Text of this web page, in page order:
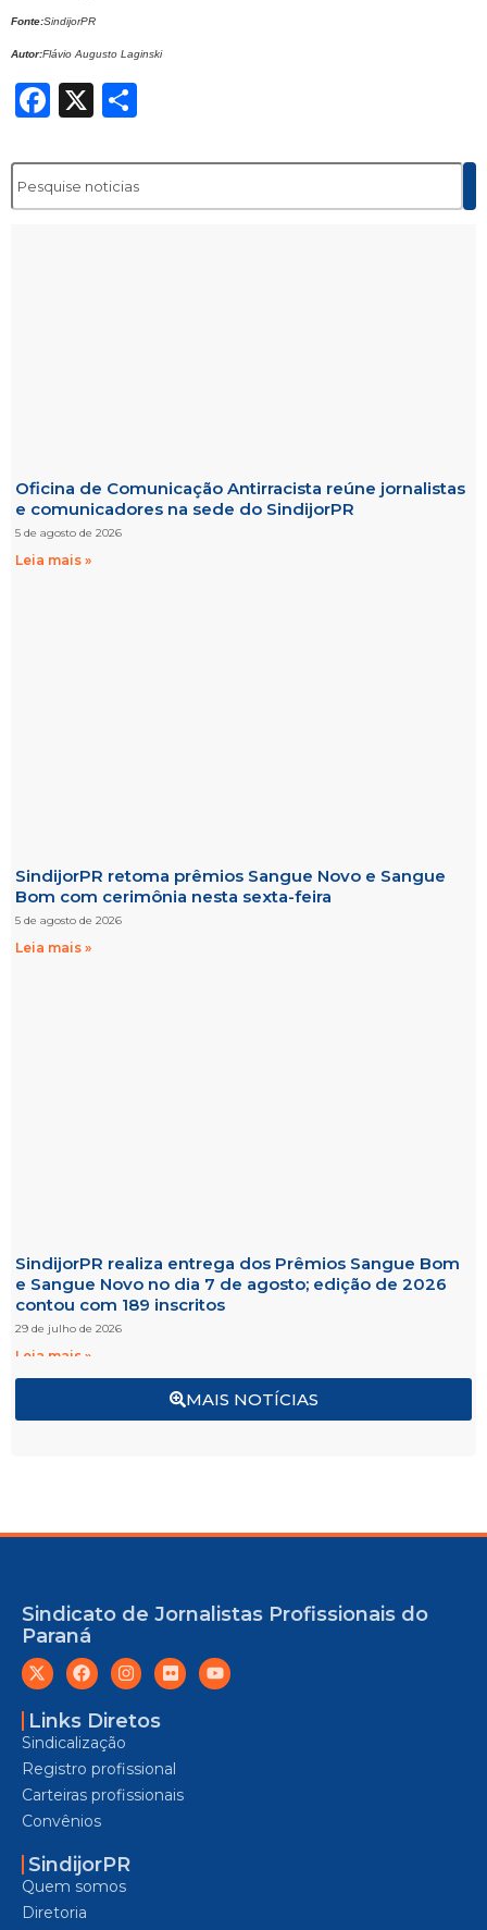
Fonte:SindijorPR
Autor:Flávio Augusto Laginski
Facebook
X
MAIS NOTÍCIAS
Oficina de Comunicação Antirracista reúne jornalistas
e comunicadores na sede do SindijorPR
5 de agosto de 2026
Leia mais »
SindijorPR retoma prêmios Sangue Novo e Sangue
Bom com cerimônia nesta sexta-feira
5 de agosto de 2026
Leia mais »
SindijorPR realiza entrega dos Prêmios Sangue Bom
e Sangue Novo no dia 7 de agosto; edição de 2026
contou com 189 inscritos
29 de julho de 2026
Leia mais »
Sindicato de Jornalistas Profissionais do
Paraná
Links Diretos
Sindicalização
Registro profissional
Carteiras profissionais
Convênios
SindijorPR
Quem somos
Diretoria